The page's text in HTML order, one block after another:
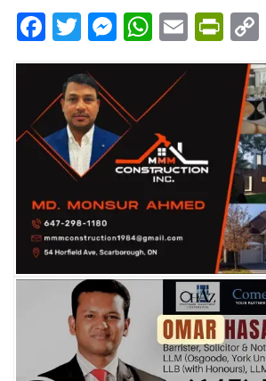
Facebook
Twitter
Messenger
Email